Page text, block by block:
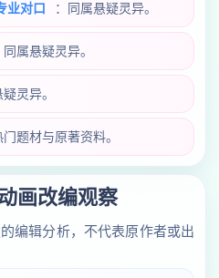
业对口 ：同属悬疑灵异。
同属悬疑灵异。
灵异。
题材与原著资料。
画改编观察
编辑分析，不代表原作者或出